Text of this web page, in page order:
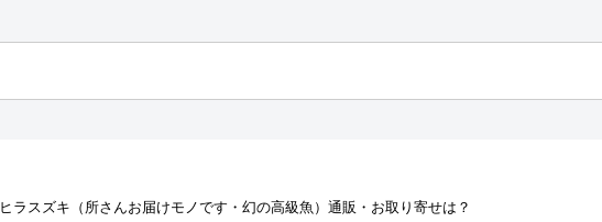
ヒラスズキ（所さんお届けモノです・幻の高級魚）通販・お取り寄せは？